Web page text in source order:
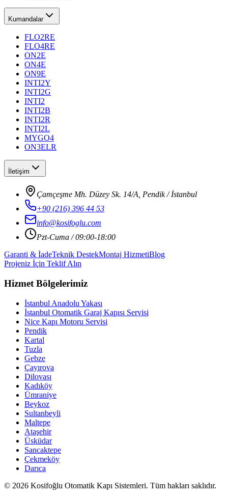
Kumandalar
FLO2RE
FLO4RE
ON2E
ON4E
ON9E
INTI2Y
INTI2G
INTI2
INTI2B
INTI2R
INTI2L
MYGO4
ON3ELR
İletişim
Çamçeşme Mh. Düzey Sk. 14/A, Pendik / İstanbul
+90 (216) 396 44 53
info@kosifoglu.com
Pzt-Cuma / 09:00-18:00
Garanti & İadeTeknik DestekMontaj HizmetiBlog
Projeniz İçin Teklif Alın
Hizmet Bölgelerimiz
İstanbul Anadolu Yakası
İstanbul Otomatik Garaj Kapısı Servisi
Nice Kapı Motoru Servisi
Pendik
Kartal
Tuzla
Gebze
Çayırova
Dilovası
Kadıköy
Ümraniye
Beykoz
Sultanbeyli
Maltepe
Ataşehir
Üsküdar
Sancaktepe
Çekmeköy
Darıca
© 2026 Kosifoğlu Otomatik Kapı Sistemleri. Tüm hakları saklıdır.